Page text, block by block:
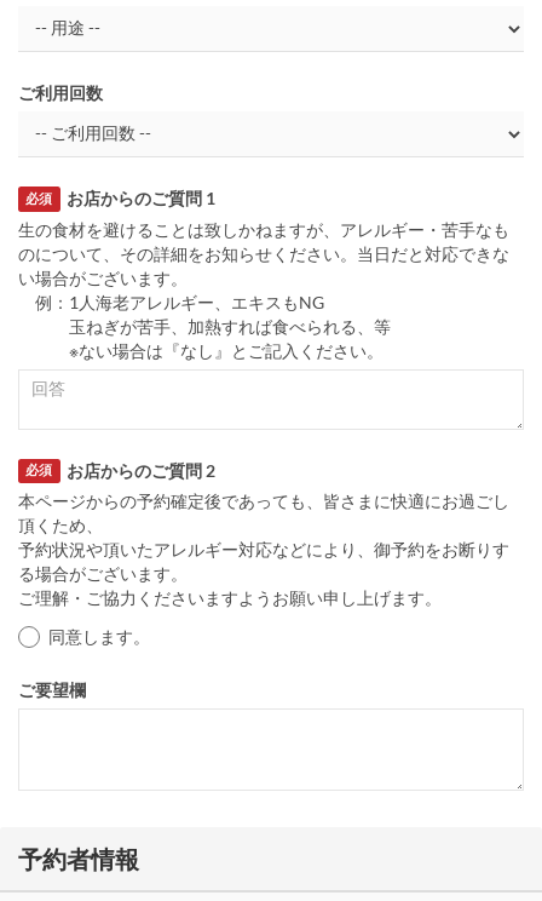
ご利用回数
お店からのご質問 1
必須
生の食材を避けることは致しかねますが、アレルギー・苦手なも
のについて、その詳細をお知らせください。当日だと対応できな
い場合がございます。
例：1人海老アレルギー、エキスもNG
玉ねぎが苦手、加熱すれば食べられる、等
※ない場合は『なし』とご記入ください。
お店からのご質問 2
必須
本ページからの予約確定後であっても、皆さまに快適にお過ごし
頂くため、
予約状況や頂いたアレルギー対応などにより、御予約をお断りす
る場合がございます。
ご理解・ご協力くださいますようお願い申し上げます。
同意します。
ご要望欄
予約者情報